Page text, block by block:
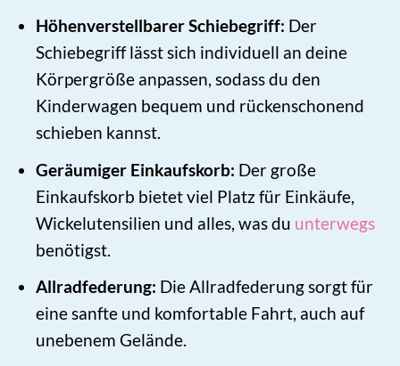
Höhenverstellbarer Schiebegriff: Der
Schiebegriff lässt sich individuell an deine
Körpergröße anpassen, sodass du den
Kinderwagen bequem und rückenschonend
schieben kannst.
Geräumiger Einkaufskorb: Der große
Einkaufskorb bietet viel Platz für Einkäufe,
Wickelutensilien und alles, was du unterwegs
benötigst.
Allradfederung: Die Allradfederung sorgt für
eine sanfte und komfortable Fahrt, auch auf
unebenem Gelände.